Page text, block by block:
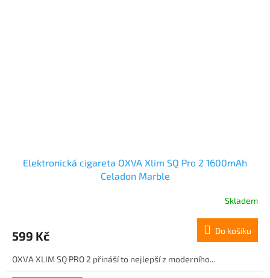
Elektronická cigareta OXVA Xlim SQ Pro 2 1600mAh
Celadon Marble
Skladem
599 Kč Do košíku
OXVA XLIM SQ PRO 2 přináší to nejlepší z moderního...